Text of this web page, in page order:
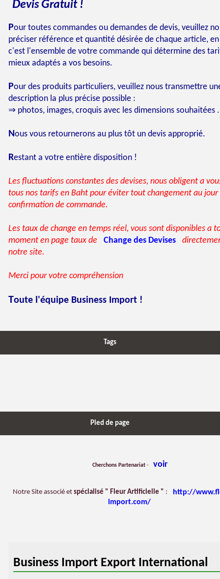
DevisGratuit !
Pour toutes commandes ou demandes de devis, veuillez
préciser référence et quantité désirée de chaque article,
c'est l'ensemble de votre commande qui détermine des
mieux adaptés a vos besoins.
Pour des produits particuliers, veuillez nous transmettre
description la plus précise possible :
⇒ photos, images, croquis avec les dimensions souhaitées
Nous vous retournerons au plus tôt un devis approprié.
Restant a votre entière disposition !
Les fluctuations constantes des devises, nous obligent a
tous nos tarifs en Baht pour éviter tout changement au
confirmation de commande.
Les taux de change en temps réel, vous sont disponibles a
moment en page taux de
Change des Devises
notre site.
Merci pour votre compréhension
Toute l'équipe Business Import !
Tags
Pied de page
Cherchons Partenariat- voir
Notre Site associé etspécialisé " Fleur Artificielle " :
http://
import.com/
Business Import Export International